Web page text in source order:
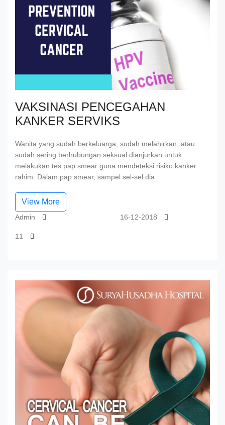
Admin 16-12-2018
11
VAKSINASI PENCEGAHAN
KANKER SERVIKS
Wanita yang sudah berkeluarga, sudah melahirkan, atau
sudah sering berhubungan seksual dianjurkan untuk
melakukan tes pap smear guna mendeteksi risiko kanker
rahim. Dalam pap smear, sampel sel-sel dia
View More